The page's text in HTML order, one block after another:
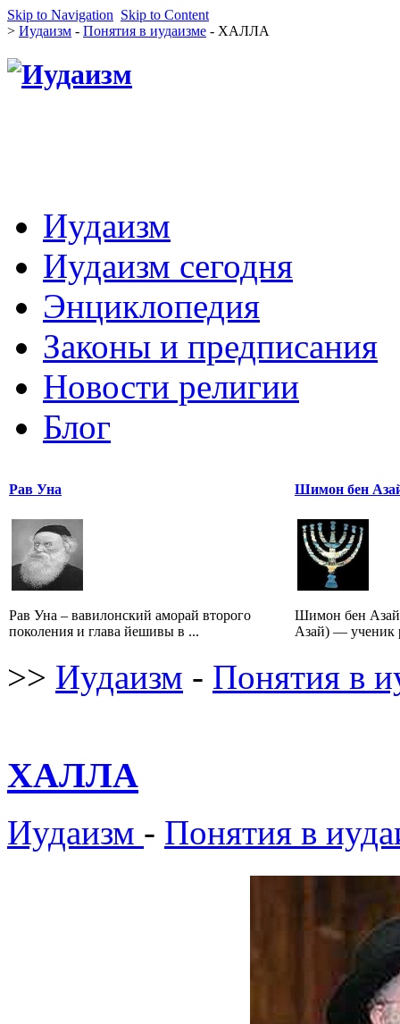
Skip to Navigation Skip to Content
> Иудаизм - Понятия в иудаизме - ХАЛЛА
Иудаизм
Иудаизм сегодня
Энциклопедия
Законы и предписания
Новости религии
Блог
Рав Уна
Рав Уна – вавилонский аморай второго
поколения и глава йешивы в ...
Шимон бен
Шимон бен
Азай) — ученик
>> Иудаизм - Понятия в
ХАЛЛА
Иудаизм - Понятия в